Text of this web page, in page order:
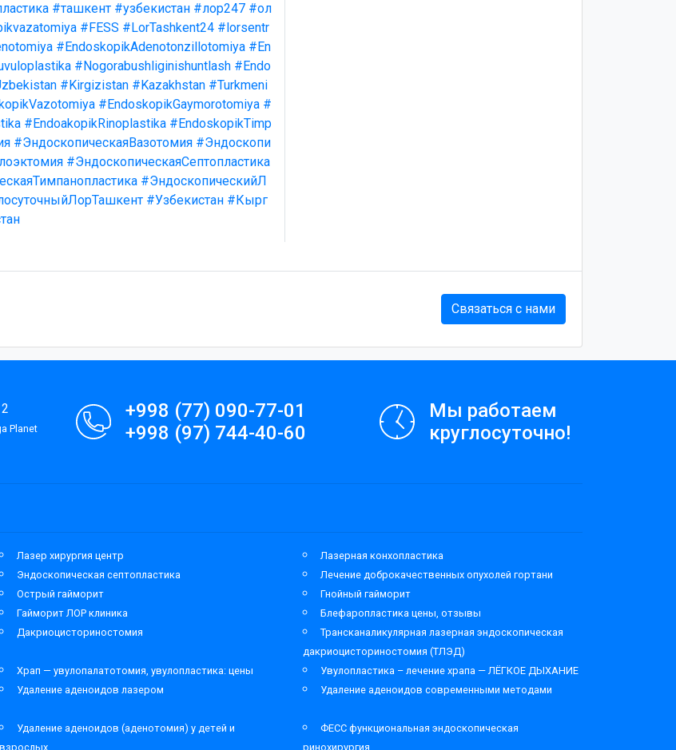
#ташкент #узбекистан #лор247 #ол
#FESS #LorTashkent24 #lorsentr
#EndoskopikAdenotonzillotomiya #En
#Nogorabushliginishuntlash #Endo
#Kirgizistan #Kazakhstan #Turkmeni
#EndoskopikGaymorotomiya #
#EndoakopikRinoplastika #EndoskopikTimp
#ЭндоскопическаяВазотомия #Эндоскопи
#ЭндоскопическаяСептопластика
#ЭндоскопическийЛ
#Узбекистан #Кырг
Связаться с нами
Planet
+998 (77) 090-77-01
+998 (97) 744-40-60
Мы работаем
круглосуточно!
Лазер хирургия центр
Лазерная конхопластика
Эндоскопическая септопластика
Лечение доброкачественных опухолей гортани
Острый гайморит
Гнойный гайморит
Гайморит ЛОР клиника
Блефаропластика цены, отзывы
Дакриоцисториностомия
Трансканаликулярная лазерная эндоскопическая
дакриоцисториностомия (ТЛЭД)
Храп — увулопалатотомия, увулопластика: цены
Увулопластика – лечение храпа — ЛЁГКОЕ ДЫХАНИЕ
Удаление аденоидов лазером Удаление аденоидов современными методами
Удаление аденоидов (аденотомия) у детей и
взрослых
ФЕСС функциональная эндоскопическая
ринохирургия